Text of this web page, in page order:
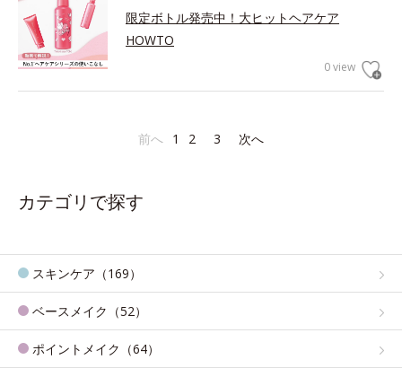
限定ボトル発売中！大ヒットヘアケア
HOWTO
0 view
前へ 1 2 3 次へ
カテゴリで探す
スキンケア（169）
ベースメイク（52）
ポイントメイク（64）